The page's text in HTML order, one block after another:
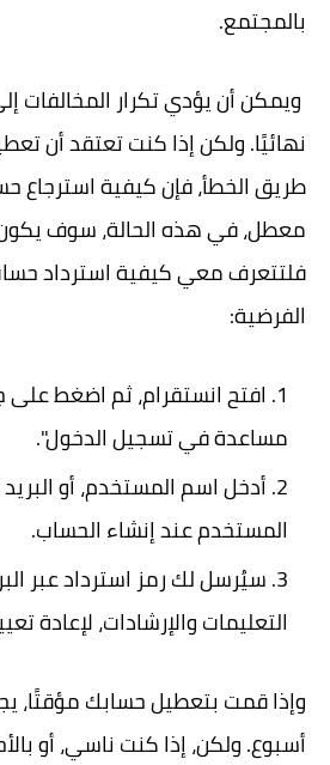
بالمجتمع.
ويمكن أن يؤدي تكرار المخالفات
نهائيًا.ولكن إذا كنت تعتقد أن
طريق الخطأ، فإن كيفية استرجاع
معطل، في هذه الحالة، سوف
فلتتعرف معي كيفية استرداد
الفرضية:
افتح انستقرام، ثم اضغط
مساعدة في تسجيل الدخول".
أدخل اسم المستخدم، أو
المستخدم عند إنشاء الحساب.
سيُرسل لك رمز استرداد عبر
التعليمات والإرشادات، لإعادة
وإذا قمت بتعطيل حسابك مؤقتًا،
أسبوع. ولكن، إذا كنت ناسي، أو